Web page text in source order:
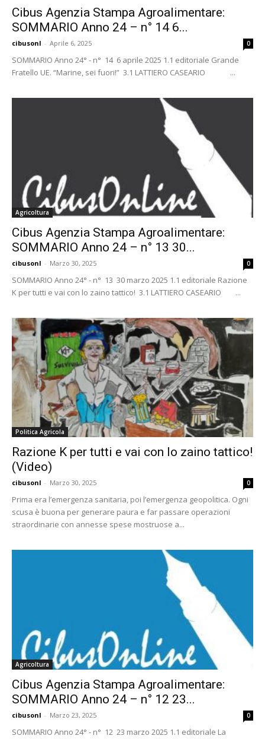
Cibus Agenzia Stampa Agroalimentare:
SOMMARIO Anno 24 – n° 14 6...
cibusonl - Aprile 6, 2025 0
SOMMARIO Anno 24° - n° 14 6 aprile 2025 1.1 editoriale Grande
Fratello UE. “Marine, sei fuori!” 3.1 LATTIERO CASEARIO ...
Agricoltura
Cibus Agenzia Stampa Agroalimentare:
SOMMARIO Anno 24 – n° 13 30...
cibusonl - Marzo 30, 2025 0
SOMMARIO Anno 24° - n° 13 30 marzo 2025 1.1 editoriale Razione
K per tutti e vai con lo zaino tattico! 3.1 LATTIERO CASEARIO ...
Politica Agricola
Razione K per tutti e vai con lo zaino tattico!
(Video)
cibusonl - Marzo 30, 2025 0
Prima era l’emergenza sanitaria, poi l’emergenza geopolitica. Ogni
scusa è buona per generare paura e far passare operazioni
straordinarie con annesse spese mostruose a...
Agricoltura
Cibus Agenzia Stampa Agroalimentare:
SOMMARIO Anno 24 – n° 12 23...
cibusonl - Marzo 23, 2025 0
SOMMARIO Anno 24° - n° 12 23 marzo 2025 1.1 editoriale La